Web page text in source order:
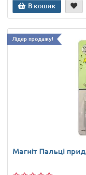
В кошик
Лідер продажу!
Магніт Пальці